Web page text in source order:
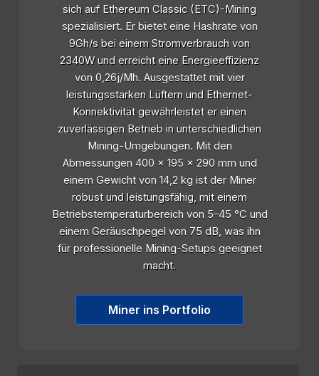
sich auf Ethereum Classic (ETC)-Mining
spezialisiert. Er bietet eine Hashrate von
9Gh/s bei einem Stromverbrauch von
2340W und erreicht eine Energieeffizienz
von 0,26j/Mh. Ausgestattet mit vier
leistungsstarken Lüftern und Ethernet-
Konnektivität gewährleistet er einen
zuverlässigen Betrieb in unterschiedlichen
Mining-Umgebungen. Mit den
Abmessungen 400 x 195 x 290 mm und
einem Gewicht von 14,2 kg ist der Miner
robust und leistungsfähig, mit einem
Betriebstemperaturbereich von 5–45 °C und
einem Geräuschpegel von 75 dB, was ihn
für professionelle Mining-Setups geeignet
macht.
Miner ins Portfolio